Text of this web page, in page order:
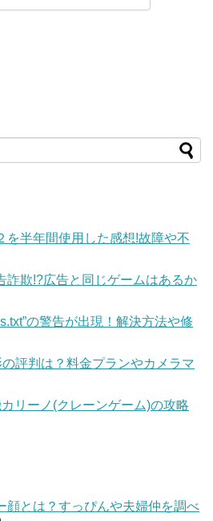
を半年間使用した感想!故障や不
詐欺!?広告と同じゲームはあるか
の警告が出現！解決方法や修
の評判は？料金プランやカメラマ
リーノ(クレーンゲーム)の攻略
顔とは？すっぴんや夫婦仲を調べ